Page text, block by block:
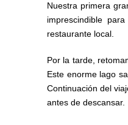
Nuestra primera
imprescindible
restaurante local.
Por la tarde,
Este enorme lago
Continuación del
antes de descansar.